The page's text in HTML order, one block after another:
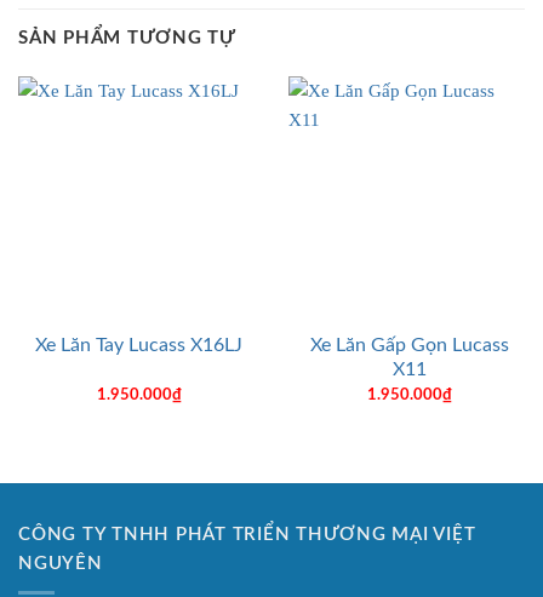
SẢN PHẨM TƯƠNG TỰ
Xe Lăn Tay Lucass X16LJ
1.950.000₫
Xe Lăn Gấp Gọn Lucass
X11
1.950.000₫
CÔNG TY TNHH PHÁT TRIỂN THƯƠNG MẠI VIỆT
NGUYÊN